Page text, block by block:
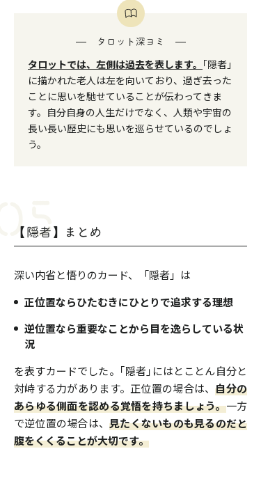
タロット深ヨミ
タロットでは、左側は過去を表します。 ｢隠者｣
に描かれた老人は左を向いており、過ぎ去った
ことに思いを馳せていることが伝わってきま
す。自分自身の人生だけでなく、人類や宇宙の
長い長い歴史にも思いを巡らせているのでしょ
う。
【隠者】まとめ
深い内省と悟りのカード、「隠者」は
正位置ならひたむきにひとりで追求する理想
逆位置なら重要なことから目を逸らしている状
況
を表すカードでした。｢隠者｣にはとことん自分と
対峙する力があります。正位置の場合は、自分の
あらゆる側面を認める覚悟を持ちましょう。一方
で逆位置の場合は、見たくないものも見るのだと
腹をくくることが大切です。